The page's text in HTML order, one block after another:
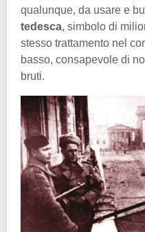
qualunque, da usare e
tedesca, simbolo di
stesso trattamento nel
basso, consapevole di
bruti.